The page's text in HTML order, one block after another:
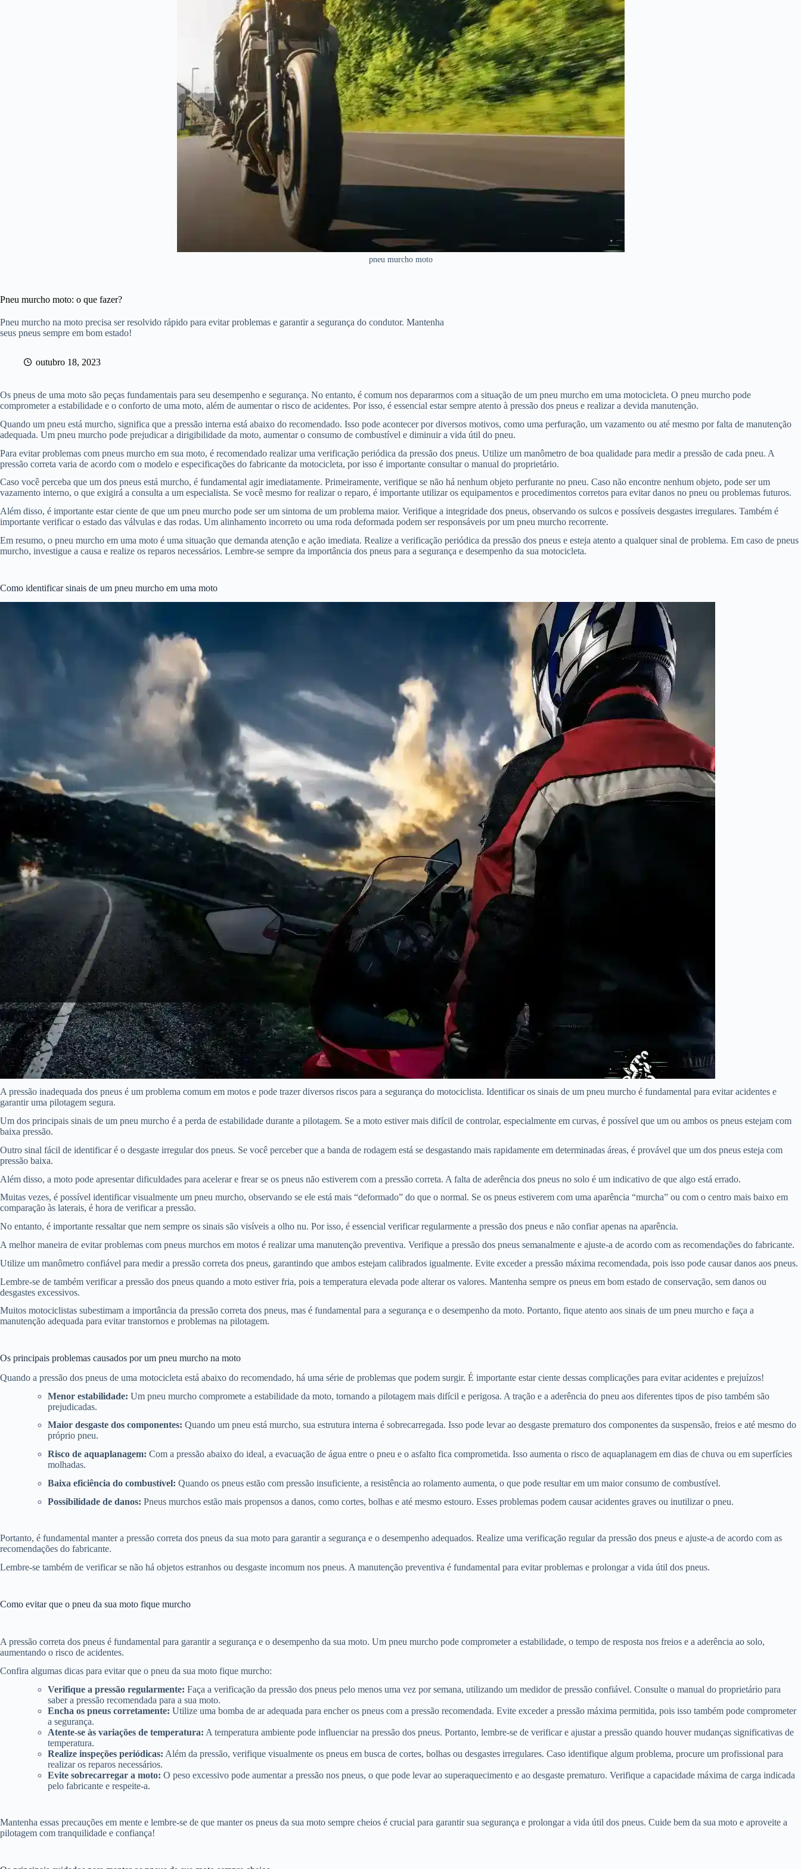
pneu murcho moto
Pneu murcho moto: o que fazer?
Pneu murcho na moto precisa ser resolvido rápido para evitar problemas e garantir a segurança do condutor. Mantenha
seus pneus sempre em bom estado!
outubro 18, 2023
Os pneus de uma moto são peças fundamentais para seu desempenho e segurança. No entanto, é comum nos depararmos com a situação de um pneu murcho em uma motocicleta. O pneu murcho pode
comprometer a estabilidade e o conforto de uma moto, além de aumentar o risco de acidentes. Por isso, é essencial estar sempre atento à pressão dos pneus e realizar a devida manutenção.
Quando um pneu está murcho, significa que a pressão interna está abaixo do recomendado. Isso pode acontecer por diversos motivos, como uma perfuração, um vazamento ou até mesmo por falta de manutenção
adequada. Um pneu murcho pode prejudicar a dirigibilidade da moto, aumentar o consumo de combustível e diminuir a vida útil do pneu.
Para evitar problemas com pneus murcho em sua moto, é recomendado realizar uma verificação periódica da pressão dos pneus. Utilize um manômetro de boa qualidade para medir a pressão de cada pneu. A
pressão correta varia de acordo com o modelo e especificações do fabricante da motocicleta, por isso é importante consultar o manual do proprietário.
Caso você perceba que um dos pneus está murcho, é fundamental agir imediatamente. Primeiramente, verifique se não há nenhum objeto perfurante no pneu. Caso não encontre nenhum objeto, pode ser um
vazamento interno, o que exigirá a consulta a um especialista. Se você mesmo for realizar o reparo, é importante utilizar os equipamentos e procedimentos corretos para evitar danos no pneu ou problemas futuros.
Além disso, é importante estar ciente de que um pneu murcho pode ser um sintoma de um problema maior. Verifique a integridade dos pneus, observando os sulcos e possíveis desgastes irregulares. Também é
importante verificar o estado das válvulas e das rodas. Um alinhamento incorreto ou uma roda deformada podem ser responsáveis por um pneu murcho recorrente.
Em resumo, o pneu murcho em uma moto é uma situação que demanda atenção e ação imediata. Realize a verificação periódica da pressão dos pneus e esteja atento a qualquer sinal de problema. Em caso de pneus
murcho, investigue a causa e realize os reparos necessários. Lembre-se sempre da importância dos pneus para a segurança e desempenho da sua motocicleta.
Como identificar sinais de um pneu murcho em uma moto
A pressão inadequada dos pneus é um problema comum em motos e pode trazer diversos riscos para a segurança do motociclista. Identificar os sinais de um pneu murcho é fundamental para evitar acidentes e
garantir uma pilotagem segura.
Um dos principais sinais de um pneu murcho é a perda de estabilidade durante a pilotagem. Se a moto estiver mais difícil de controlar, especialmente em curvas, é possível que um ou ambos os pneus estejam com
baixa pressão.
Outro sinal fácil de identificar é o desgaste irregular dos pneus. Se você perceber que a banda de rodagem está se desgastando mais rapidamente em determinadas áreas, é provável que um dos pneus esteja com
pressão baixa.
Além disso, a moto pode apresentar dificuldades para acelerar e frear se os pneus não estiverem com a pressão correta. A falta de aderência dos pneus no solo é um indicativo de que algo está errado.
Muitas vezes, é possível identificar visualmente um pneu murcho, observando se ele está mais “deformado” do que o normal. Se os pneus estiverem com uma aparência “murcha” ou com o centro mais baixo em
comparação às laterais, é hora de verificar a pressão.
No entanto, é importante ressaltar que nem sempre os sinais são visíveis a olho nu. Por isso, é essencial verificar regularmente a pressão dos pneus e não confiar apenas na aparência.
A melhor maneira de evitar problemas com pneus murchos em motos é realizar uma manutenção preventiva. Verifique a pressão dos pneus semanalmente e ajuste-a de acordo com as recomendações do fabricante.
Utilize um manômetro confiável para medir a pressão correta dos pneus, garantindo que ambos estejam calibrados igualmente. Evite exceder a pressão máxima recomendada, pois isso pode causar danos aos pneus.
Lembre-se de também verificar a pressão dos pneus quando a moto estiver fria, pois a temperatura elevada pode alterar os valores. Mantenha sempre os pneus em bom estado de conservação, sem danos ou
desgastes excessivos.
Muitos motociclistas subestimam a importância da pressão correta dos pneus, mas é fundamental para a segurança e o desempenho da moto. Portanto, fique atento aos sinais de um pneu murcho e faça a
manutenção adequada para evitar transtornos e problemas na pilotagem.
Os principais problemas causados por um pneu murcho na moto
Quando a pressão dos pneus de uma motocicleta está abaixo do recomendado, há uma série de problemas que podem surgir. É importante estar ciente dessas complicações para evitar acidentes e prejuízos!
Menor estabilidade: Um pneu murcho compromete a estabilidade da moto, tornando a pilotagem mais difícil e perigosa. A tração e a aderência do pneu aos diferentes tipos de piso também são
prejudicadas.
Maior desgaste dos componentes: Quando um pneu está murcho, sua estrutura interna é sobrecarregada. Isso pode levar ao desgaste prematuro dos componentes da suspensão, freios e até mesmo do
próprio pneu.
Risco de aquaplanagem: Com a pressão abaixo do ideal, a evacuação de água entre o pneu e o asfalto fica comprometida. Isso aumenta o risco de aquaplanagem em dias de chuva ou em superfícies
molhadas.
Baixa eficiência do combustível: Quando os pneus estão com pressão insuficiente, a resistência ao rolamento aumenta, o que pode resultar em um maior consumo de combustível.
Possibilidade de danos: Pneus murchos estão mais propensos a danos, como cortes, bolhas e até mesmo estouro. Esses problemas podem causar acidentes graves ou inutilizar o pneu.
Portanto, é fundamental manter a pressão correta dos pneus da sua moto para garantir a segurança e o desempenho adequados. Realize uma verificação regular da pressão dos pneus e ajuste-a de acordo com as
recomendações do fabricante.
Lembre-se também de verificar se não há objetos estranhos ou desgaste incomum nos pneus. A manutenção preventiva é fundamental para evitar problemas e prolongar a vida útil dos pneus.
Como evitar que o pneu da sua moto fique murcho
A pressão correta dos pneus é fundamental para garantir a segurança e o desempenho da sua moto. Um pneu murcho pode comprometer a estabilidade, o tempo de resposta nos freios e a aderência ao solo,
aumentando o risco de acidentes.
Confira algumas dicas para evitar que o pneu da sua moto fique murcho:
Verifique a pressão regularmente: Faça a verificação da pressão dos pneus pelo menos uma vez por semana, utilizando um medidor de pressão confiável. Consulte o manual do proprietário para
saber a pressão recomendada para a sua moto.
Encha os pneus corretamente: Utilize uma bomba de ar adequada para encher os pneus com a pressão recomendada. Evite exceder a pressão máxima permitida, pois isso também pode comprometer
a segurança.
Atente-se às variações de temperatura: A temperatura ambiente pode influenciar na pressão dos pneus. Portanto, lembre-se de verificar e ajustar a pressão quando houver mudanças significativas de
temperatura.
Realize inspeções periódicas: Além da pressão, verifique visualmente os pneus em busca de cortes, bolhas ou desgastes irregulares. Caso identifique algum problema, procure um profissional para
realizar os reparos necessários.
Evite sobrecarregar a moto: O peso excessivo pode aumentar a pressão nos pneus, o que pode levar ao superaquecimento e ao desgaste prematuro. Verifique a capacidade máxima de carga indicada
pelo fabricante e respeite-a.
Mantenha essas precauções em mente e lembre-se de que manter os pneus da sua moto sempre cheios é crucial para garantir sua segurança e prolongar a vida útil dos pneus. Cuide bem da sua moto e aproveite a
pilotagem com tranquilidade e confiança!